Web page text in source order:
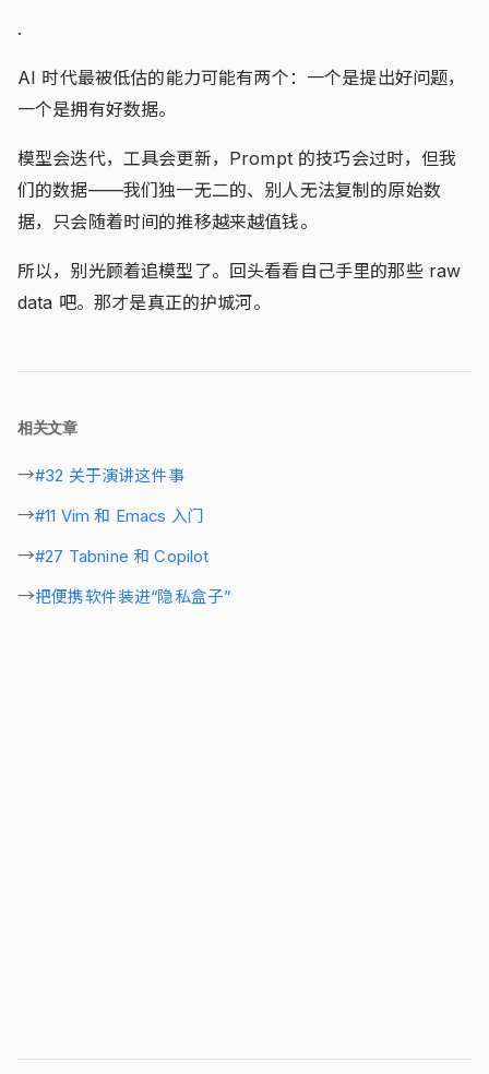
.
AI 时代最被低估的能力可能有两个：一个是提出好问题，
一个是拥有好数据。
模型会迭代，工具会更新，Prompt 的技巧会过时，但我
们的数据——我们独一无二的、别人无法复制的原始数
据，只会随着时间的推移越来越值钱。
所以，别光顾着追模型了。回头看看自己手里的那些 raw
data 吧。那才是真正的护城河。
相关文章
#32 关于演讲这件事
#11 Vim 和 Emacs 入门
#27 Tabnine 和 Copilot
把便携软件装进“隐私盒子”